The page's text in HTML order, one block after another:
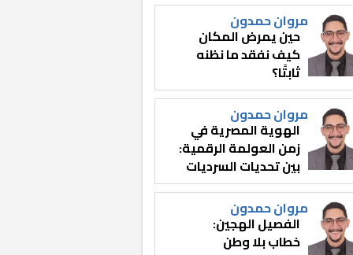
مروان حمدون
حين يمرض المكان
كيف نفقد ما نظنه
ثابتًا؟
مروان حمدون
الهوية المصرية في
زمن العولمة الرقمية:
بين تحديات السرديات
وصناعة الوعي
مروان حمدون
الفصيل الهجين:
خطاب بلا وطن